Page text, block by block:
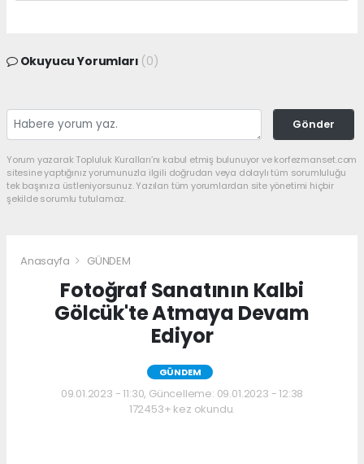
Okuyucu Yorumları (0)
Gönder
Yorum yazarak Topluluk Kuralları’nı kabul etmiş bulunuyor ve korfezmanset.com
sitesine yaptığınız yorumunuzla ilgili doğrudan veya dolaylı tüm sorumluluğu
tek başınıza üstleniyorsunuz. Yazılan tüm yorumlardan site yönetimi hiçbir
şekilde sorumlu tutulamaz.
Anasayfa GÜNDEM
Fotoğraf Sanatının Kalbi
Gölcük'te Atmaya Devam
Ediyor
GÜNDEM
09.01.2023 - 11:30, Güncelleme: 09.01.2023 - 12:38
172453+ kez okundu.